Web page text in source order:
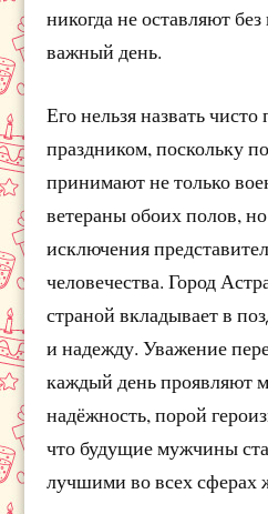
никогда не оставляют
важный день.
Его нельзя назвать
праздником, поскольку
принимают не только
ветераны обоих полов,
исключения
человечества. Город
страной вкладывает в
и надежду. Уважение
каждый день проявляют
надёжность, порой
что будущие мужчины
лучшими во всех сферах